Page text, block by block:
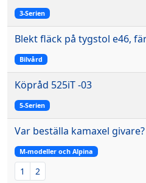
3-Serien
Blekt fläck på tygstol e46,
Bilvård
Köpråd 525iT -03
5-Serien
Var beställa kamaxel givare?
M-modeller och Alpina
1 2